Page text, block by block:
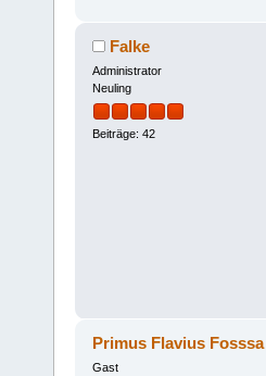
Falke
Administrator
Neuling
Beiträge: 42
Primus Flavius Fosssa
Gast